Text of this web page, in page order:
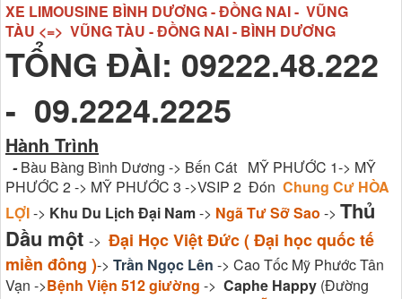
XE LIMOUSINE BÌNH DƯƠNG - ĐỒNG NAI - VŨNG
TÀU <=> VŨNG TÀU - ĐỒNG NAI - BÌNH DƯƠNG
TỔNG ĐÀI: 09222.48.222
- 09.2224.2225
Hành Trình
-Bàu Bàng Bình Dương -> Bến Cát MỸ PHƯỚC 1-> MỸ
PHƯỚC 2 -> MỸ PHƯỚC 3 ->VSIP 2 Đón Chung Cư HÒA
LỢI-> Khu Du Lịch Đại Nam-> Ngã Tư Sỡ Sao -> Thủ
Dầu một -> Đại Học Việt Đức ( Đại học quốc tế
miền đông )-> Trần Ngọc Lên -> Cao Tốc Mỹ Phước Tân
Vạn ->Bệnh Viện 512 giường -> Caphe Happy (Đường